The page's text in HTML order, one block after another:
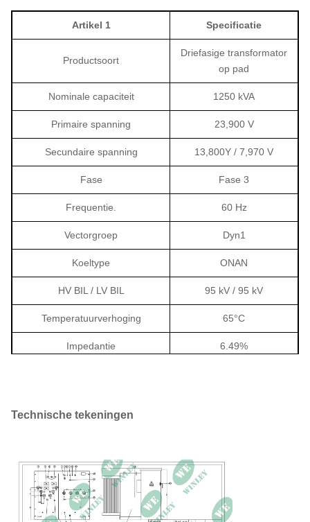
Artikel 1 Specificatie
Productsoort
Driefasige transformator
op pad
Nominale capaciteit 1250 kVA
Primaire spanning 23,900 V
Secundaire spanning 13,800Y / 7,970 V
Fase Fase 3
Frequentie. 60 Hz
Vectorgroep Dyn1
Koeltype ONAN
HV BIL / LV BIL 95 kV / 95 kV
Temperatuurverhoging 65°C
Impedantie 6.49%
Tap Changer
5-positie tapwisselaar,
Isolatievloeistof Minerale olie, niet-PCB
Technische tekeningen